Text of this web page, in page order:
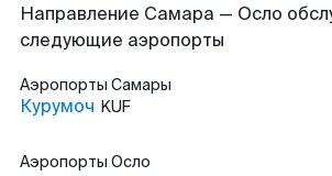
Направление Самара — Осло
следующие аэропорты
Аэропорты Самары
Курумоч KUF
Аэропорты Осло